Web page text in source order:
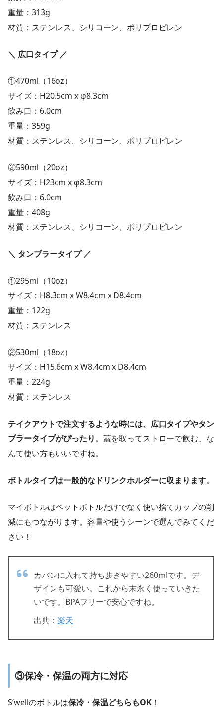
重量：313g
材質：ステンレス、シリコーン、ポリプロピレン
＼ 広口タイプ ／
①470ml（16oz）
サイズ：H20.5cm x φ8.3cm
飲み口：6.0cm
重量：359g
材質：ステンレス、シリコーン、ポリプロピレン
②590ml（20oz）
サイズ：H23cm x φ8.3cm
飲み口：6.0cm
重量：408g
材質：ステンレス、シリコーン、ポリプロピレン
＼ タンブラータイプ ／
①295ml（10oz）
サイズ：H8.3cm x W8.4cm x D8.4cm
重量：122g
材質：ステンレス
②530ml（18oz）
サイズ：H15.6cm x W8.4cm x D8.4cm
重量：224g
材質：ステンレス
テイクアウトで注文するような時には、広口タイプやタン
ブラータイプがぴったり。蓋を取ってストローで飲む、な
んて使い方もいいですね。
ボトルタイプは一般的なドリンクホルダーに収まります。
マイボトルはペットボトルだけでなく使い捨てカップの削
減にもつながります。容量や使うシーンで選んでみてくだ
さい！
カバンに入れて持ち歩きやすい260mlです。デ
ザインも可愛い。これから末永く使っていきた
いです。BPAフリーで安心ですね。
出典： 楽天
③保冷・保温の両方に対応
S’wellのボトルは保冷・保温どちらもOK ！